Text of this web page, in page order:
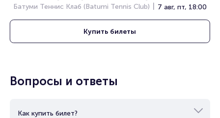
Подробнее о том, как вернуть, сдать или продать билет
Организаторам
Батуми Теннис Клаб (Batumi Tennis Club) 7 авг, пт, 18:00
Купить билеты
Вопросы и ответы
Как купить билет?